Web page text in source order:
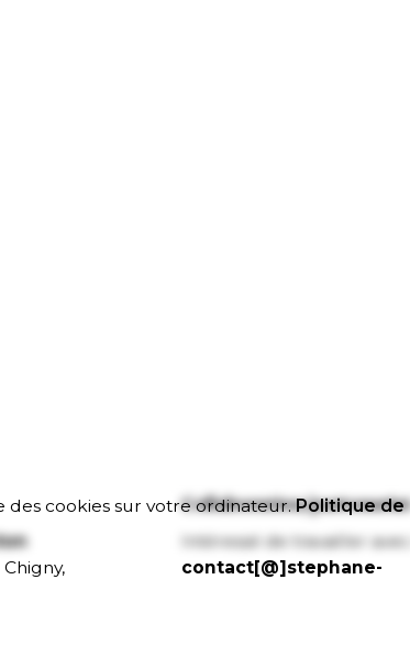
Chigny,
Collaboration/
Intéressé de travailler avec
contact[@]stephane-
des cookies sur votre ordinateur.Politique de